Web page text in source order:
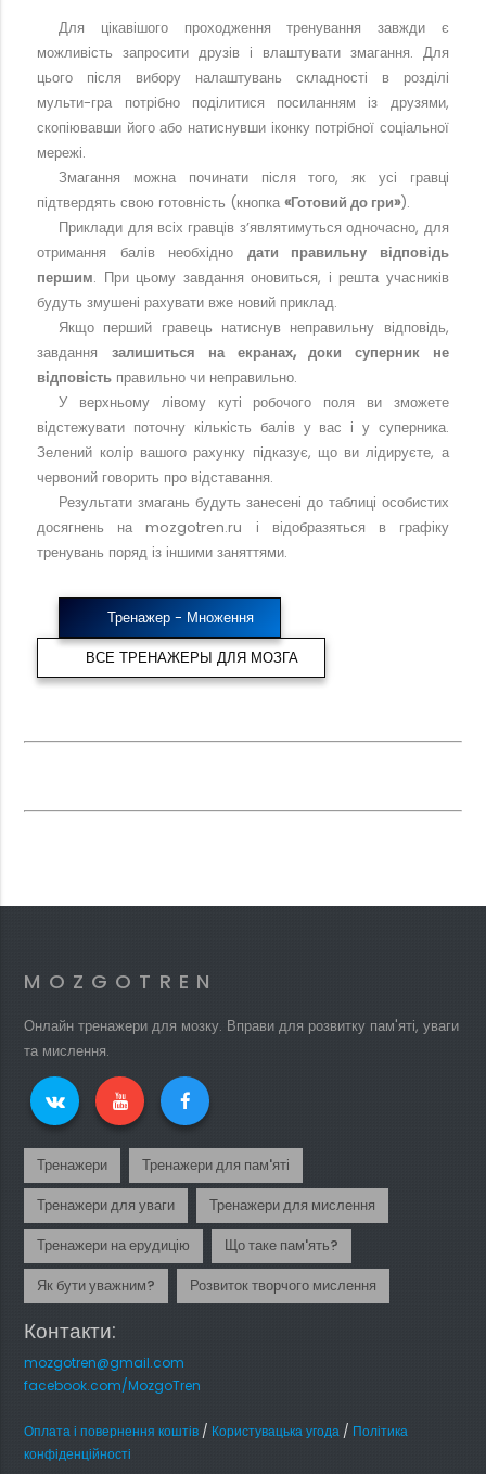
Для цікавішого проходження тренування завжди є
можливість запросити друзів і влаштувати змагання. Для
цього після вибору налаштувань складності в розділі
мульти-гра потрібно поділитися посиланням із друзями,
скопіювавши його або натиснувши іконку потрібної соціальної
мережі.
Змагання можна починати після того, як усі гравці
підтвердять свою готовність (кнопка«Готовий до гри»).
Приклади для всіх гравців з’являтимуться одночасно, для
отримання балів необхідно дати правильну відповідь
першим. При цьому завдання оновиться, і решта учасників
будуть змушені рахувати вже новий приклад.
Якщо перший гравець натиснув неправильну відповідь,
завданнязалишиться на екранах, доки суперник не
відповість правильно чи неправильно.
У верхньому лівому куті робочого поля ви зможете
відстежувати поточну кількість балів у вас і у суперника.
Зелений колір вашого рахунку підказує, що ви лідируєте, а
червоний говорить про відставання.
Результати змагань будуть занесені до таблиці особистих
досягнень на mozgotren.ru і відобразяться в графіку
тренувань поряд із іншими заняттями.
Тренажер - Множення
ВСЕ ТРЕНАЖЕРЫ ДЛЯ МОЗГА
MOZGOTREN
Онлайн тренажери для мозку. Вправи для розвитку пам'яті, уваги
та мислення.
Тренажери
Тренажери для пам'яті
Тренажери для уваги
Тренажери для мислення
Тренажери на ерудицію
Що таке пам'ять?
Як бути уважним?
Розвиток творчого мислення
Контакти:
mozgotren@gmail.com
facebook.com/MozgoTren
Оплата і повернення коштів / Користувацька угода / Політика
конфіденційності